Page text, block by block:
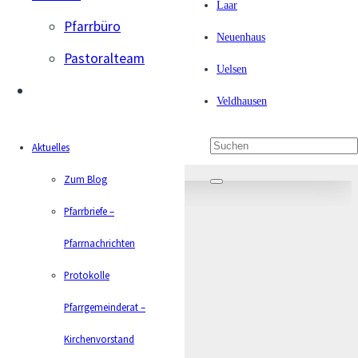
Pfarrbüro
Pastoralteam
Aktuelles
Zum Blog
Pfarrbriefe –
Pfarrnachrichten
Protokolle
Pfarrgemeinderat –
Kirchenvorstand
Laar
Neuenhaus
Uelsen
Veldhausen